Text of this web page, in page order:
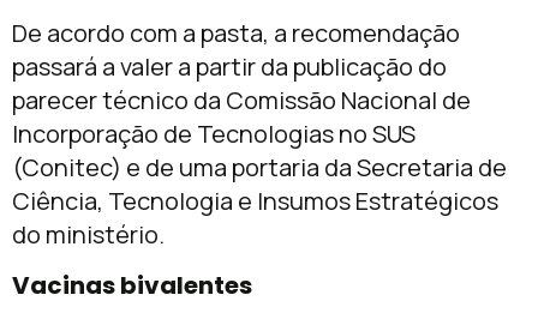
De acordo com a pasta, a recomendação
passará a valer a partir da publicação do
parecer técnico da Comissão Nacional de
Incorporação de Tecnologias no SUS
(Conitec) e de uma portaria da Secretaria de
Ciência, Tecnologia e Insumos Estratégicos
do ministério.
Vacinas bivalentes